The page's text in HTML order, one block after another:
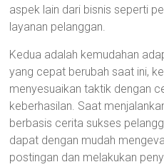
aspek lain dari bisnis seperti
layanan pelanggan.
Kedua adalah kemudahan
yang cepat berubah saat ini,
menyesuaikan taktik dengan
keberhasilan. Saat
berbasis cerita sukses
dapat dengan mudah
postingan dan melakukan